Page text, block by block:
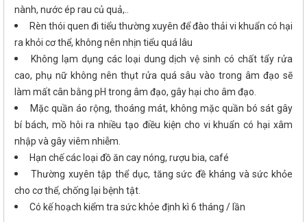
nành, nước ép rau củ quả,..
Rèn thói quen đi tiểu thường xuyên để đào thải vi khuẩn có hại
ra khỏi cơ thể, không nên nhịn tiểu quá lâu
Không lạm dụng các loại dung dịch vệ sinh có chất tẩy rửa
cao, phụ nữ không nên thụt rửa quá sâu vào trong âm đạo sẽ
làm mất cân bằng pH trong âm đạo, gây hại cho âm đạo.
Mặc quần áo rộng, thoáng mát, không mặc quần bó sát gây
bí bách, mồ hôi ra nhiều tạo điều kiện cho vi khuẩn có hại xâm
nhập và gây viêm nhiễm.
Hạn chế các loại đồ ăn cay nóng, rượu bia, café
Thường xuyên tập thể dục, tăng sức đề kháng và sức khỏe
cho cơ thể, chống lại bệnh tật.
Có kế hoạch kiểm tra sức khỏe định kì 6 tháng / lần